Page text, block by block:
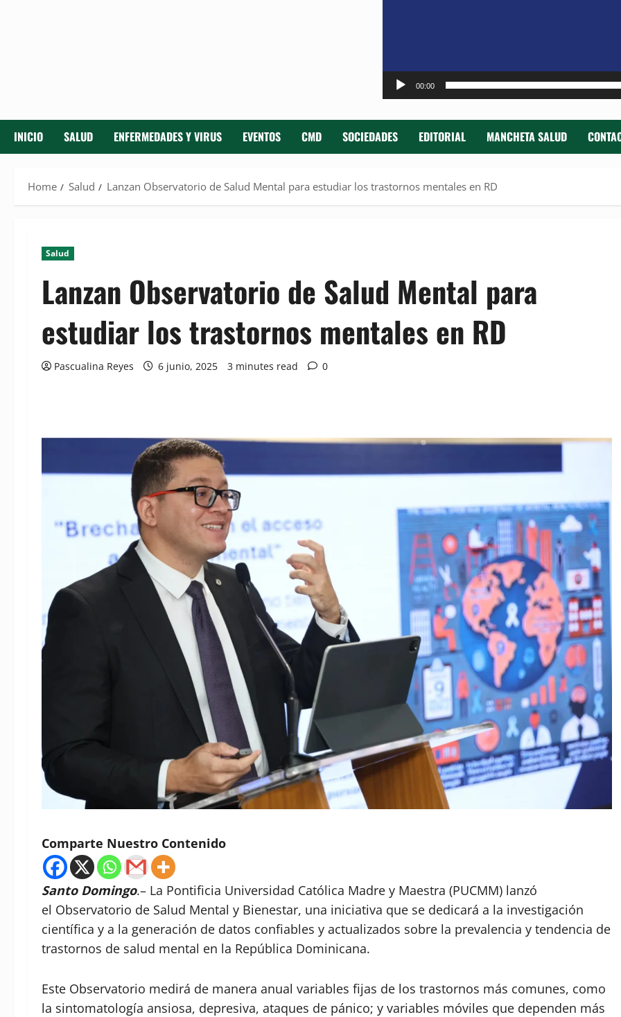
00:00
INICIO SALUD ENFERMEDADES Y VIRUS EVENTOS CMD SOCIEDADES EDITORIAL MANCHETA SALUD
Home Salud Lanzan Observatorio de Salud Mental para estudiar los trastornos mentales en RD
Salud
Lanzan Observatorio de Salud Mental para
estudiar los trastornos mentales en RD
Pascualina Reyes 6 junio, 2025 3 minutes read 0
Comparte Nuestro Contenido
Santo Domingo.– La Pontificia Universidad Católica Madre y Maestra (PUCMM) lanzó
el Observatorio de Salud Mental y Bienestar, una iniciativa que se dedicará a la investigación
científica y a la generación de datos confiables y actualizados sobre la prevalencia y tendencia de
trastornos de salud mental en la República Dominicana.
Este Observatorio medirá de manera anual variables fijas de los trastornos más comunes, como
la sintomatología ansiosa, depresiva, ataques de pánico; y variables móviles que dependen más